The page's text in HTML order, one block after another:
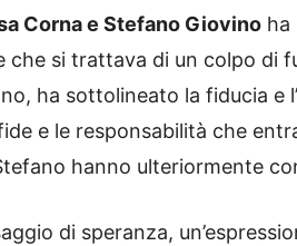
Corna e Stefano Giovino ha
si trattava di un colpo di
ha sottolineato la fiducia e
e le responsabilità che
hanno ulteriormente
di speranza,